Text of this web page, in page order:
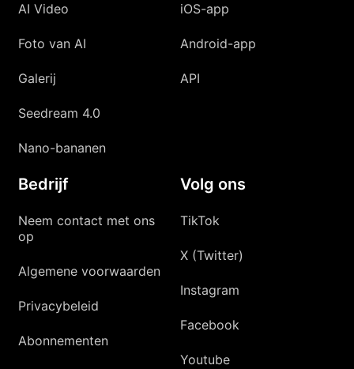
AI Video
Foto van AI
Galerij
Seedream 4.0
Nano-bananen
iOS-app
Android-app
API
Bedrijf
Neem contact met ons
op
Algemene voorwaarden
Privacybeleid
Abonnementen
Volg ons
TikTok
X (Twitter)
Instagram
Facebook
Youtube